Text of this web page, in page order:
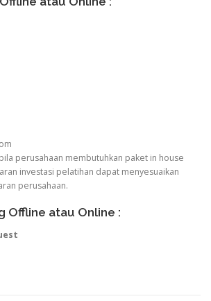
perusahaan membutuhkan paket in house
investasi pelatihan dapat menyesuaikan
perusahaan.
Offline atau Online :